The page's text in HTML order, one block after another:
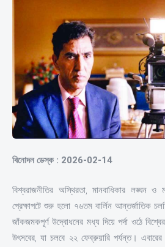
বিনোদন ডেস্ক : 2026-02-14
বিশ্বরাজনীতির অস্থিরতা, মানবাধিকার লঙ্ঘন ও
প্রেক্ষাপটে শুরু হলো ৭৬তম বার্লিন আন্তর্জাতিক
জাঁকজমকপূর্ণ উদ্বোধনের মধ্য দিয়ে পর্দা ওঠে
উৎসবের, যা চলবে ২২ ফেব্রুয়ারি পর্যন্ত। এবারের